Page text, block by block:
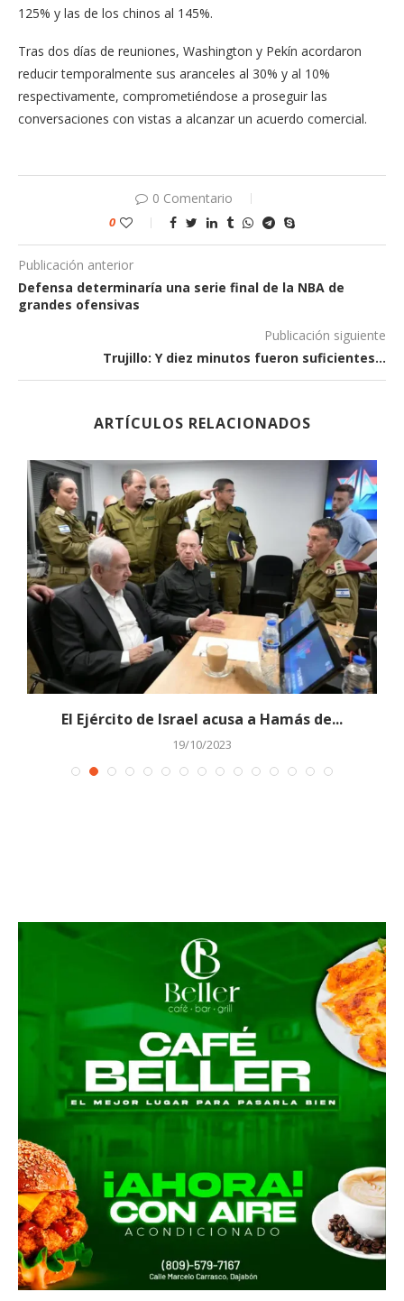
125% y las de los chinos al 145%.
Tras dos días de reuniones, Washington y Pekín acordaron
reducir temporalmente sus aranceles al 30% y al 10%
respectivamente, comprometiéndose a proseguir las
conversaciones con vistas a alcanzar un acuerdo comercial.
0 Comentario
0
Publicación anterior
Defensa determinaría una serie final de la NBA de
grandes ofensivas
Publicación siguiente
Trujillo: Y diez minutos fueron suficientes…
ARTÍCULOS RELACIONADOS
El Ejército de Israel acusa a Hamás de...
19/10/2023